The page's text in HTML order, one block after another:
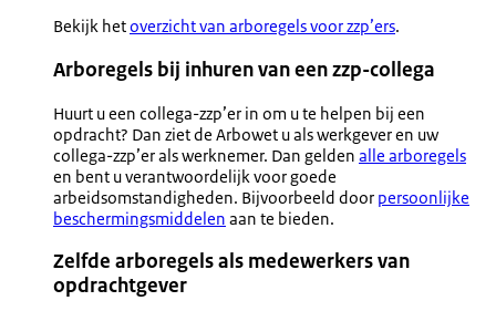
Bekijk hetoverzicht van arboregels voor zzp’ers.
Arboregels bij inhuren van een zzp-collega
Huurt u een collega-zzp’er in om u te helpen bij een
opdracht? Dan ziet de Arbowet u als werkgever en uw
collega-zzp’er als werknemer. Dan gelden alle arboregels
en bent u verantwoordelijk voor goede
arbeidsomstandigheden. Bijvoorbeeld door persoonlijke
beschermingsmiddelen aan te bieden.
Zelfde arboregels als medewerkers van
opdrachtgever